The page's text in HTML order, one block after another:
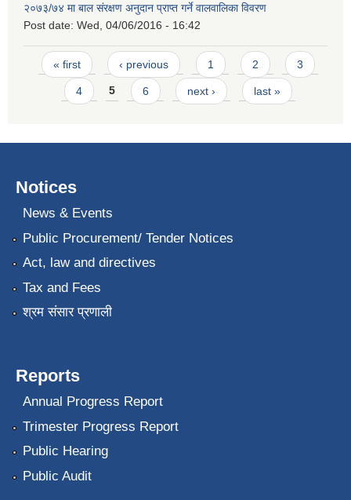
२०७३/७४ मा बाल संरक्षण अनुदान प्राप्त गर्ने वालवालिका विवरण
Post date: Wed, 04/06/2016 - 16:42
Pages
« first ‹ previous 1 2 3
4 5 6 next › last »
Notices
News & Events
Public Procurement/ Tender Notices
Act, law and directives
Tax and Fees
श्रम संसार प्रणाली
Reports
Annual Progress Report
Trimester Progress Report
Public Hearing
Public Audit